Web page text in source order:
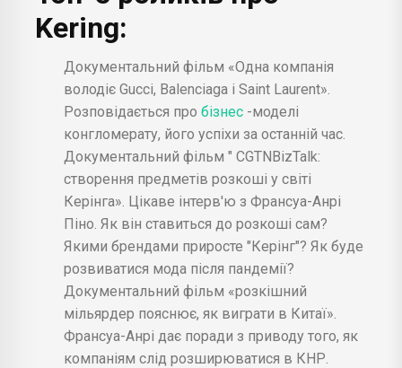
Франсуа Анри Пино французский
бизнесмен с состоянием 27 млрд
долларов. Франсуа Анри Пино - Заметки МЛМ-
лидера / Siberian Wellness
Kering:
Документальний фільм «Одна компанія
володіє Gucci, Balenciaga і Saint Laurent».
Розповідається про бізнес -моделі
конгломерату, його успіхи за останній час.
Документальний фільм " CGTNBizTalk:
створення предметів розкоші у світі
Керінга». Цікаве інтерв'ю з Франсуа-Анрі
Піно. Як він ставиться до розкоші сам?
Якими брендами приросте "Керінг"? Як буде
розвиватися мода після пандемії?
Документальний фільм «розкішний
мільярдер пояснює, як виграти в Китаї».
Франсуа-Анрі дає поради з приводу того, як
компаніям слід розширюватися в КНР.